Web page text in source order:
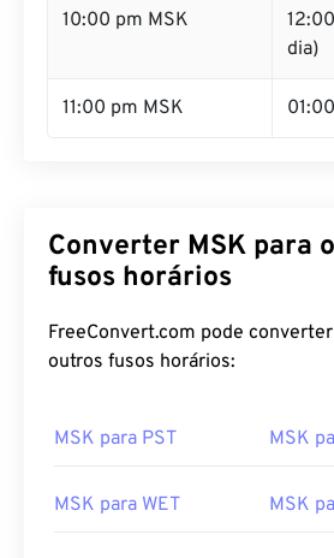
10:00 pm MSK
dia)
11:00 pm MSK
Converter MSK para
fusos horários
FreeConvert.com pode
outros fusos horários:
MSK para PST MSK
MSK para WET MSK